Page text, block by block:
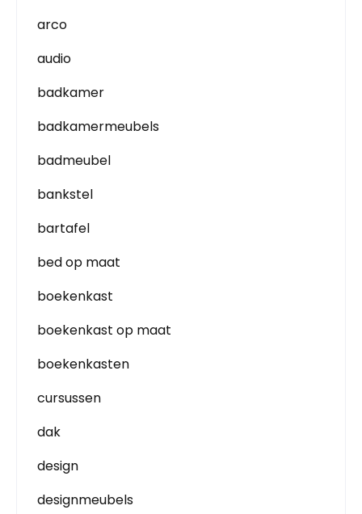
arco
audio
badkamer
badkamermeubels
badmeubel
bankstel
bartafel
bed op maat
boekenkast
boekenkast op maat
boekenkasten
cursussen
dak
design
designmeubels